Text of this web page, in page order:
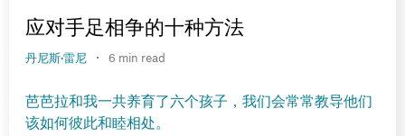
应对手足相争的十种方法
丹尼斯·雷尼 · 6 min read
芭芭拉和我一共养育了六个孩子，我们会常常教导他们
该如何彼此和睦相处。